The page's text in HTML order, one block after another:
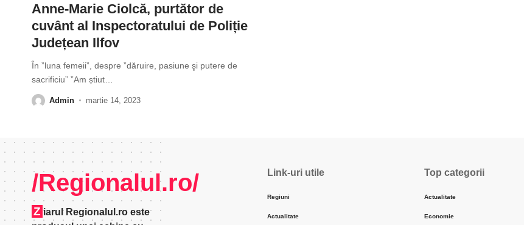
Anne-Marie Ciolcă, purtător de
cuvânt al Inspectoratului de Poliție
Județean Ilfov
În ”luna femeii”, despre ”dăruire, pasiune şi putere de
sacrificiu” ”Am știut
Admin martie 14, 2023
/Regionalul.ro/
Z iarul Regionalul.ro este
Link-uri utile
Regiuni
Actualitate
Top categorii
Actualitate
Economie